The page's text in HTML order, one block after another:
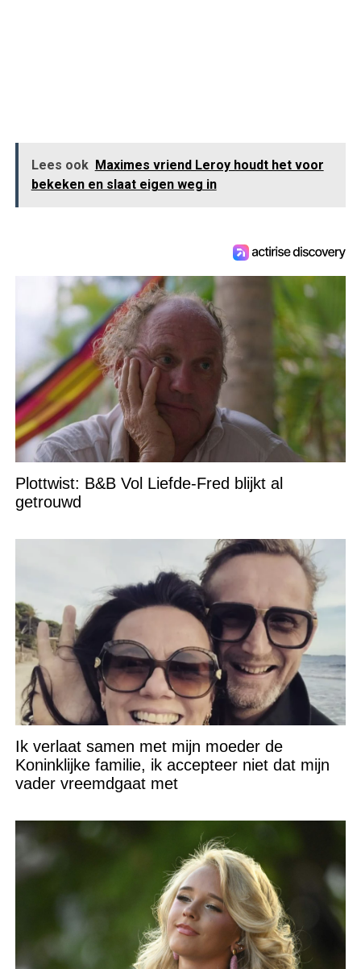
Lees ook Maximes vriend Leroy houdt het voor
bekeken en slaat eigen weg in
Plottwist: B&B Vol Liefde-Fred blijkt al
getrouwd
Ik verlaat samen met mijn moeder de
Koninklijke familie, ik accepteer niet dat mijn
vader vreemdgaat met